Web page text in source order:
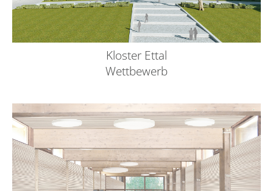
Kloster Ettal
Wettbewerb